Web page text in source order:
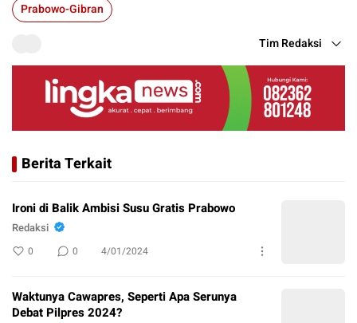
Prabowo-Gibran
Tim Redaksi
Berita Terkait
Ironi di Balik Ambisi Susu Gratis Prabowo
Redaksi
0 0 4/01/2024
Waktunya Cawapres, Seperti Apa Serunya
Debat Pilpres 2024?